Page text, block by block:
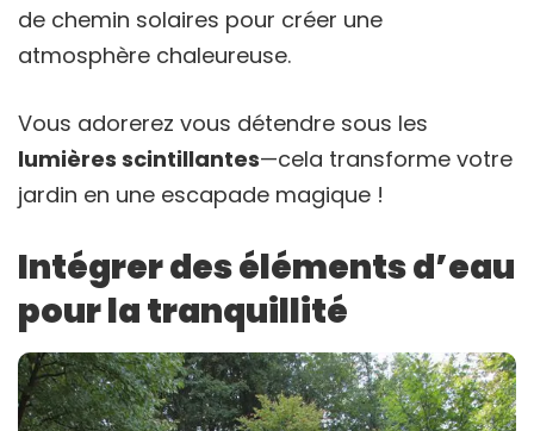
de chemin solaires pour créer une
atmosphère chaleureuse.
Vous adorerez vous détendre sous les
lumières scintillantes—cela transforme votre
jardin en une escapade magique !
Intégrer des éléments d’eau
pour la tranquillité